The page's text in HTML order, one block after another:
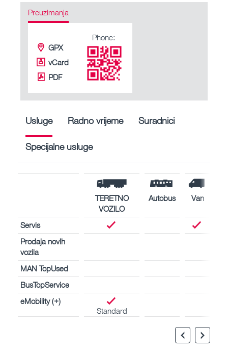
Preuzimanja
GPX
vCard
PDF
Phone:
Usluge Radno vrijeme Suradnici
Specijalne usluge
TERETNO
VOZILO
Autobus Van
Servis
Prodaja novih
vozila
MAN TopUsed
BusTopService
eMobility (+)
Standard